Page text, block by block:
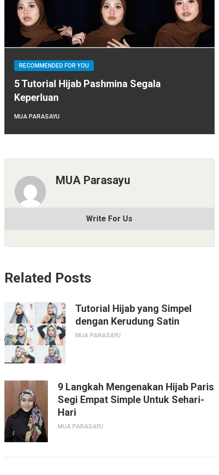
RECOMMENDED FOR YOU
5 Tutorial Hijab Pashmina Segala
Keperluan
MUA PARASAYU
MUA Parasayu
Write For Us
Related Posts
Tutorial Hijab yang Simpel
dengan Kerudung Satin
MUA PARASAYU
9 Langkah Mengenakan Hijab Paris
Segi Empat Simple Untuk Sehari-
Hari
MUA PARASAYU